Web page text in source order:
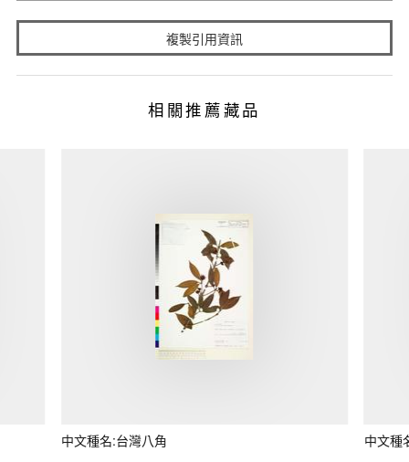
複製引用資訊
相關推薦藏品
中文種名:台灣八角 中文種